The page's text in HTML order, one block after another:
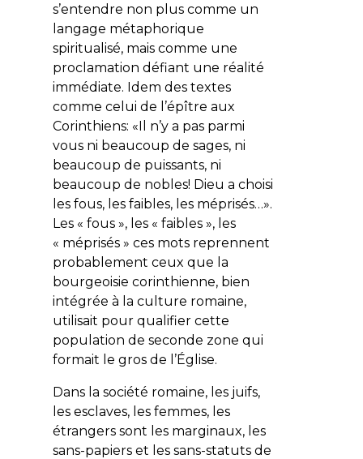
s’entendre non plus comme un
langage métaphorique
spiritualisé, mais comme une
proclamation défiant une réalité
immédiate. Idem des textes
comme celui de l’épître aux
Corinthiens: «Il n’y a pas parmi
vous ni beaucoup de sages, ni
beaucoup de puissants, ni
beaucoup de nobles! Dieu a choisi
les fous, les faibles, les méprisés…».
Les « fous », les « faibles », les
« méprisés » ces mots reprennent
probablement ceux que la
bourgeoisie corinthienne, bien
intégrée à la culture romaine,
utilisait pour qualifier cette
population de seconde zone qui
formait le gros de l’Église.
Dans la société romaine, les juifs,
les esclaves, les femmes, les
étrangers sont les marginaux, les
sans-papiers et les sans-statuts de